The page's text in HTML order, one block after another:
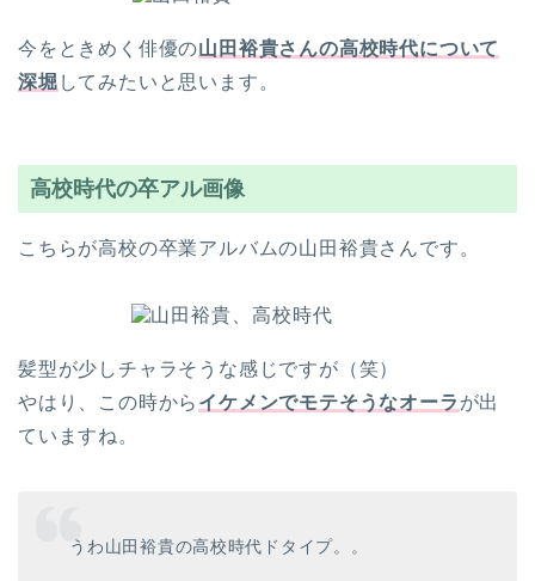
今をときめく俳優の山田裕貴さんの高校時代について
深堀 してみたいと思います。
高校時代の卒アル画像
こちらが高校の卒業アルバムの山田裕貴さんです。
髪型が少しチャラそうな感じですが（笑）
やはり、この時から イケメンでモテそうなオーラ が出
ていますね。
うわ山田裕貴の高校時代ドタイプ。。